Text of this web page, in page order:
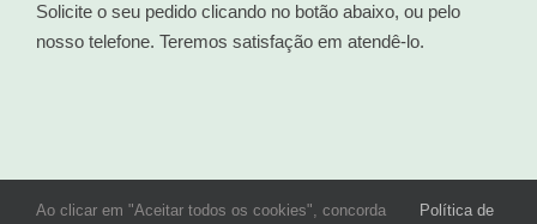
Solicite o seu pedido clicando no botão abaixo, ou pelo
nosso telefone. Teremos satisfação em atendê-lo.
© Copyright 2024Formularium| byMativa |Horário de Atendimento:
Ao clicar em "Aceitar todos os cookies", concorda Política de